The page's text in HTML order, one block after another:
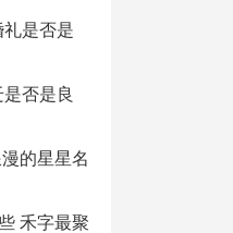
是否是
否是良
的星星名
禾字最聚